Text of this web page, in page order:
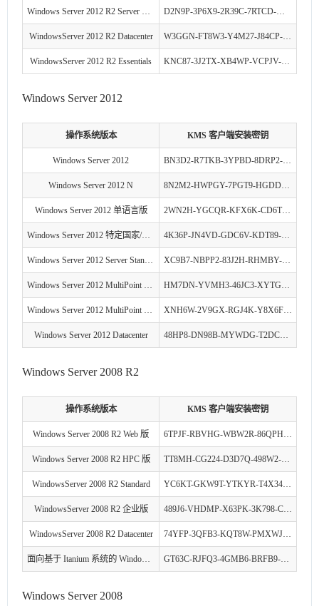
Windows Server 2012 R2 Server Standard D2N9P-3P6X9-2R39C-7RTCD-MDVJX
WindowsServer 2012 R2 Datacenter W3GGN-FT8W3-Y4M27-J84CP-Q3VJ9
WindowsServer 2012 R2 Essentials KNC87-3J2TX-XB4WP-VCPJV-M4FWM
Windows Server 2012
操作系统版本 KMS 客户端安装密钥
Windows Server 2012 BN3D2-R7TKB-3YPBD-8DRP2-27GG4
Windows Server 2012 N 8N2M2-HWPGY-7PGT9-HGDD8-GVGGY
Windows Server 2012 单语言版 2WN2H-YGCQR-KFX6K-CD6TF-84YXQ
Windows Server 2012 特定国家/地区版 4K36P-JN4VD-GDC6V-KDT89-DYFKP
Windows Server 2012 Server Standard XC9B7-NBPP2-83J2H-RHMBY-92BT4
Windows Server 2012 MultiPoint Standard HM7DN-YVMH3-46JC3-XYTG7-CYQJJ
Windows Server 2012 MultiPoint Premium XNH6W-2V9GX-RGJ4K-Y8X6F-QGJ2G
Windows Server 2012 Datacenter 48HP8-DN98B-MYWDG-T2DCC-8W83P
Windows Server 2008 R2
操作系统版本 KMS 客户端安装密钥
Windows Server 2008 R2 Web 版 6TPJF-RBVHG-WBW2R-86QPH-6RTM4
Windows Server 2008 R2 HPC 版 TT8MH-CG224-D3D7Q-498W2-9QCTX
WindowsServer 2008 R2 Standard YC6KT-GKW9T-YTKYR-T4X34-R7VHC
WindowsServer 2008 R2 企业版 489J6-VHDMP-X63PK-3K798-CPX3Y
WindowsServer 2008 R2 Datacenter 74YFP-3QFB3-KQT8W-PMXWJ-7M648
面向基于 Itanium 系统的 Windows Server 2008 R2 GT63C-RJFQ3-4GMB6-BRFB9-CB83V
Windows Server 2008